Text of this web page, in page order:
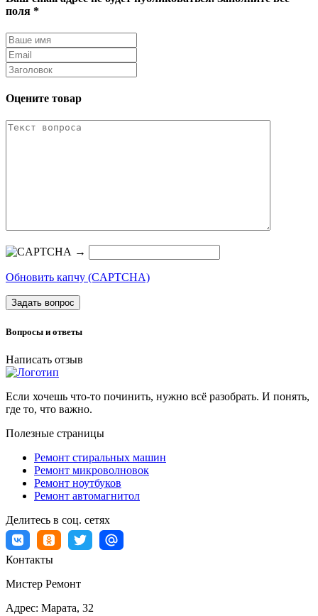
поля *
Оцените товар
→
Обновить капчу (CAPTCHA)
Задать вопрос
Вопросы и ответы
Написать отзыв
Если хочешь что-то починить, нужно всё разобрать. И понять,
где то, что важно.
Полезные страницы
Ремонт стиральных машин
Ремонт микроволновок
Ремонт ноутбуков
Ремонт автомагнитол
Делитесь в соц. сетях
Контакты
Мистер Ремонт
Адрес: Марата, 32